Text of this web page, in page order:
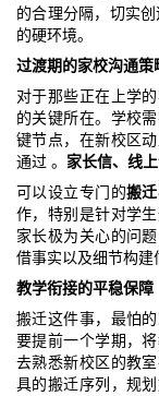
的合理分隔，切实创
的硬环境。
过渡期的家校沟通策
对于那些正在上学
的关键所在。学校
键节点，在新校区
通过 。 家长信、线
可以设立专门的搬
作，特别是针对学
家长极为关心的问
借事实以及细节构建
教学衔接的平稳保障
搬迁这件事，最怕
要提前一个学期，
去熟悉新校区的教
具的搬迁序列，规